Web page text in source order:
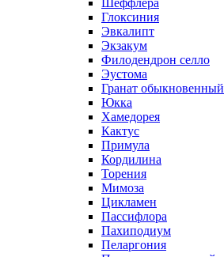
Шеффлера
Глоксиния
Эвкалипт
Экзакум
Филодендрон селло
Эустома
Гранат обыкновенный
Юкка
Хамедорея
Кактус
Примула
Кордилина
Торения
Мимоза
Цикламен
Пассифлора
Пахиподиум
Пеларгония